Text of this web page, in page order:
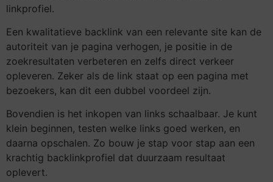
linkprofiel.
Een kwalitatieve backlink van een relevante site kan de
autoriteit van je pagina verhogen, je positie in de
zoekresultaten verbeteren en zelfs direct verkeer
opleveren. Zeker als de link staat op een pagina met
bezoekers, kan dit een dubbel voordeel zijn.
Bovendien is het inkopen van links schaalbaar. Je kunt
klein beginnen, testen welke links goed werken, en
daarna opschalen. Zo bouw je stap voor stap aan een
krachtig backlinkprofiel dat duurzaam resultaat
oplevert.